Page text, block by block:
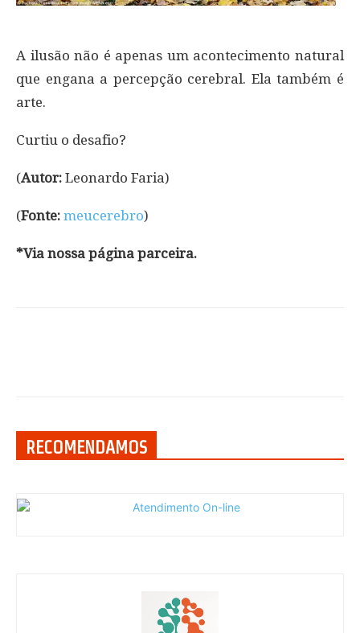
A ilusão não é apenas um acontecimento natural
que engana a percepção cerebral. Ela também é
arte.
Curtiu o desafio?
(Autor: Leonardo Faria)
(Fonte: meucerebro)
*Via nossa página parceira.
RECOMENDAMOS